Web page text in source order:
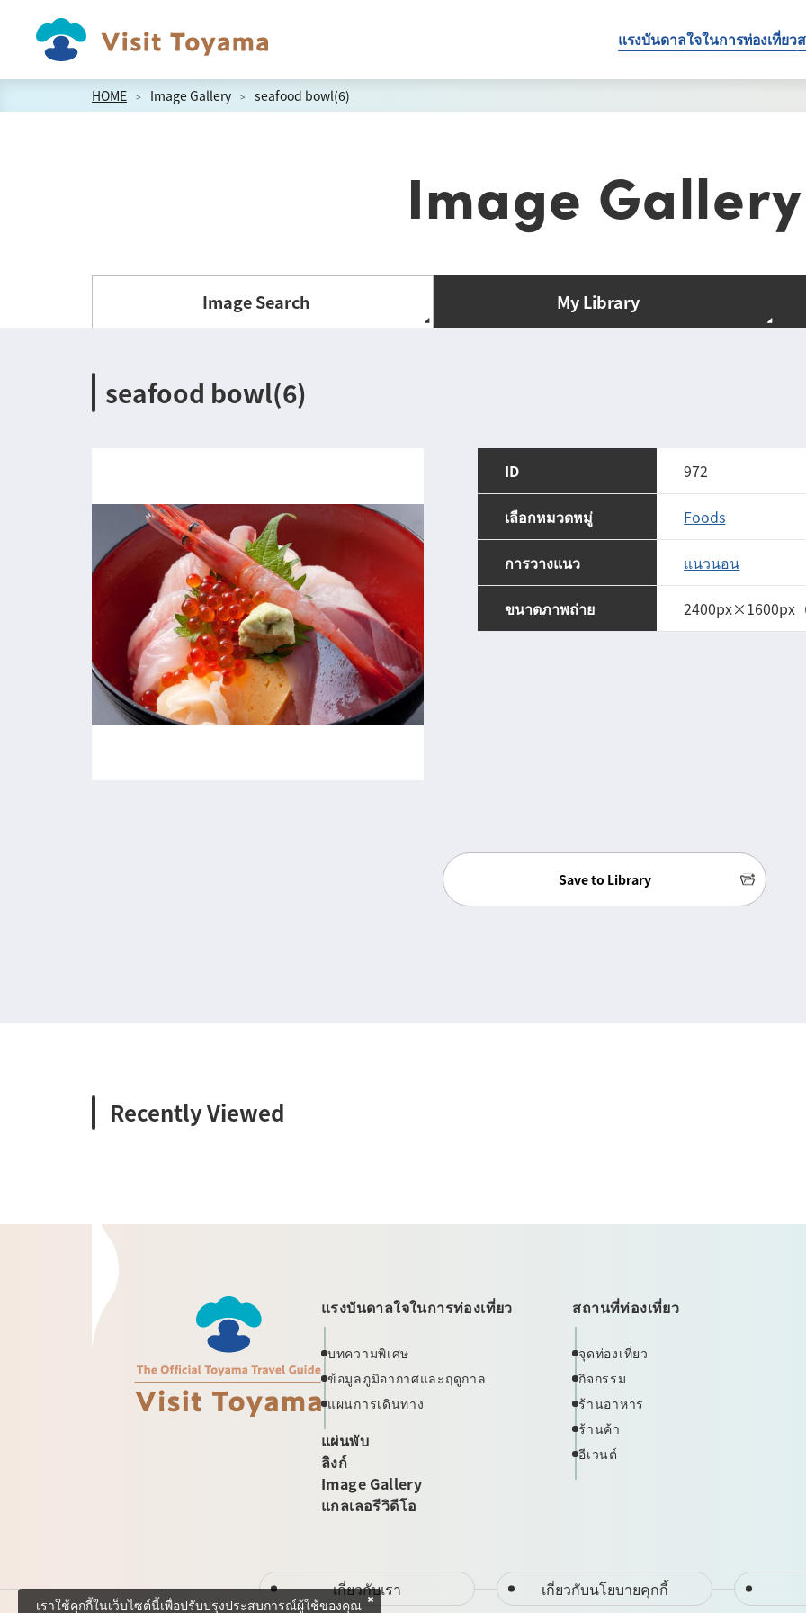
แรงบันดาลใจในการท่องเที่ยว
HOME Image Gallery seafood bowl(6)
Image Gallery
Image Search My Library
seafood bowl(6)
ID 972
เลือกหมวดหมู่ Foods
การวางแนว แนวนอน
ขนาดภาพถ่าย 2400px×1600px（
Save to Library
Recently Viewed
แรงบันดาลใจในการท่องเที่ยว
บทความพิเศษ
ข้อมูลภูมิอากาศและฤดูกาล
แผนการเดินทาง
แผ่นพับ
ลิงก์
Image Gallery
แกลเลอรีวิดีโอ
สถานที่ท่องเที่ยว
จุดท่องเที่ยว
กิจกรรม
ร้านอาหาร
ร้านค้า
อีเวนต์
เกี่ยวกับเรา เกี่ยวกับนโยบายคุกกี้
เราใช้คุกกี้ในเว็บไซต์นี้เพื่อปรับปรุงประสบการณ์ผู้ใช้ของคุณ